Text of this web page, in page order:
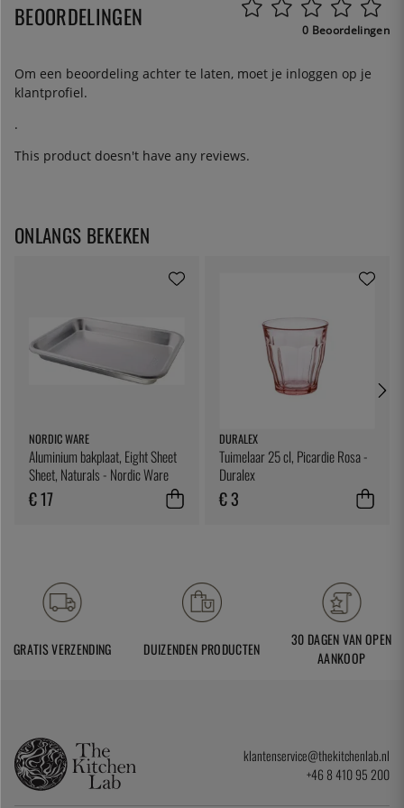
BEOORDELINGEN 0 Beoordelingen
Om een beoordeling achter te laten, moet je inloggen op je
klantprofiel.
.
This product doesn't have any reviews.
ONLANGS BEKEKEN
NORDIC WARE
Aluminium bakplaat, Eight Sheet
Sheet, Naturals - Nordic Ware
€ 17
DURALEX
Tuimelaar 25 cl, Picardie Rosa -
Duralex
€ 3
GRATIS VERZENDING DUIZENDEN PRODUCTEN
30 DAGEN VAN OPEN
AANKOOP
klantenservice@thekitchenlab.nl
+46 8 410 95 200